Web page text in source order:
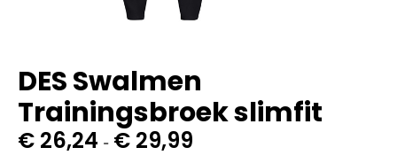
DES Swalmen
Trainingsbroek slimfit
€ 26,24 - € 29,99